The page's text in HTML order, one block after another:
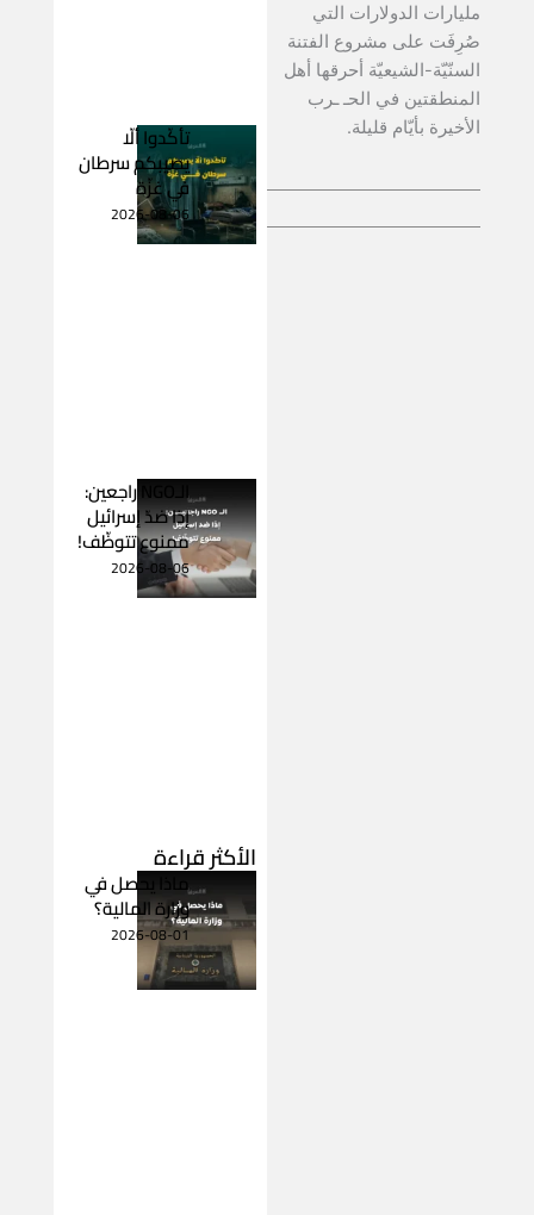
مليارات الدولارات التي
صُرِفَت على مشروع الفتنة
السنّيّة-الشيعيّة أحرقها أهل
المنطقتين في الحـ ـرب
الأخيرة بأيّام قليلة.
تأكّدوا ألّا
يصيبكم سرطان
في غزّة
2026-08-06
الـNGO راجعين:
إذا ضدّ إسرائيل
ممنوع تتوظّف!
2026-08-06
الأكثر قراءة
ماذا يحصل في
وزارة المالية؟
2026-08-01